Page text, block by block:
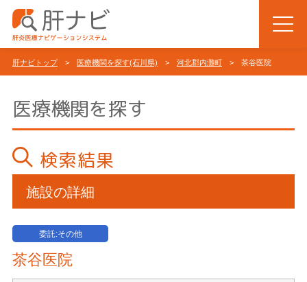
肝ナビトップ> 医療機関を探す(石川県) > 河北郡内灘町 > 茶谷医院
医療機関を探す
検索結果
施設の詳細
委託:その他
茶谷医院